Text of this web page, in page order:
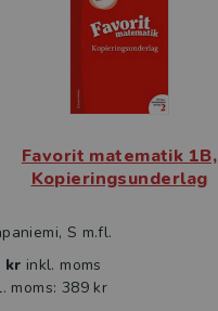
Favorit matematik 1B,
Kopieringsunderlag
S m.fl.
kr inkl. moms
moms: 389 kr